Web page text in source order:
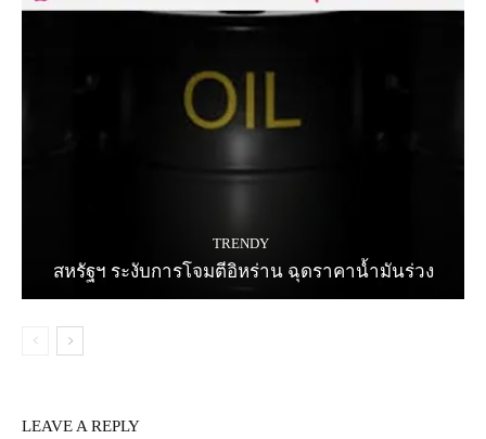
TRENDY
สหรัฐฯ ระงับการโจมตีอิหร่าน ฉุดราคาน้ำมันร่วง
LEAVE A REPLY